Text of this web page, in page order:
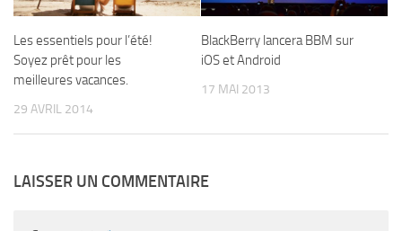
Les essentiels pour l’été!
Soyez prêt pour les
meilleures vacances.
29 AVRIL 2014
BlackBerry lancera BBM sur
iOS et Android
17 MAI 2013
LAISSER UN COMMENTAIRE